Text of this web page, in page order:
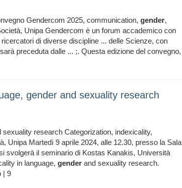
Gendercom 2025, communication, gender,
Unipa Gendercom è un forum accademico con
di diverse discipline ... delle Scienze, con
preceduta dalle ... ;. Questa edizione del convegno,
gender and sexuality research
sexuality research Categorization, indexicality,
Unipa Martedì 9 aprile 2024, alle 12.30, presso la Sala
svolgerà il seminario di Kostas Kanakis, Università
in language, gender and sexuality research.
| 9